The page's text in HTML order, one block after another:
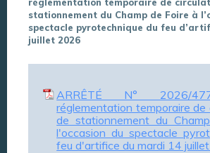
stationnement du Champ de Foire à
spectacle pyrotechnique du feu
juillet 2026
ARRÊTÉ N° 2026/
réglementation temporaire de
de stationnement du
l'occasion du spectacle
feu d'artifice du mardi 14